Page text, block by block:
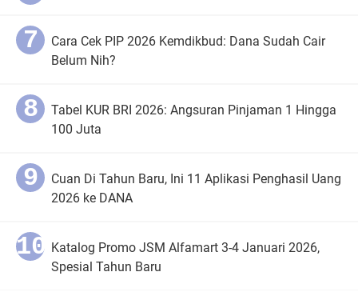
Cara Cek PIP 2026 Kemdikbud: Dana Sudah Cair
Belum Nih?
Tabel KUR BRI 2026: Angsuran Pinjaman 1 Hingga
100 Juta
Cuan Di Tahun Baru, Ini 11 Aplikasi Penghasil Uang
2026 ke DANA
Katalog Promo JSM Alfamart 3-4 Januari 2026,
Spesial Tahun Baru